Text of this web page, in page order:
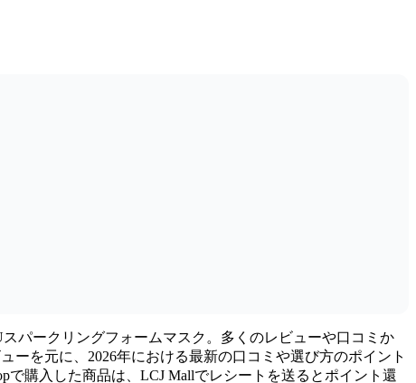
パークリングフォームマスク。多くのレビューや口コミか
を元に、2026年における最新の口コミや選び方のポイント
購入した商品は、LCJ Mallでレシートを送るとポイント還